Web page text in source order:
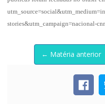
stories&utm_campaign=nacional-
← Matéria anterior